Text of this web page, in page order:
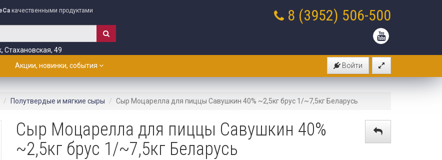
качественными продуктами
Стахановская, 49
8 (3952) 506-500
Войти
Акции, новинки, события
Полутвердые и мягкие сыры Сыр Моцарелла для пиццы Савушкин 40% ~2,5кг брус 1/~7,5кг Беларусь
Сыр Моцарелла для пиццы Савушкин 40%
~2,5кг брус 1/~7,5кг Беларусь